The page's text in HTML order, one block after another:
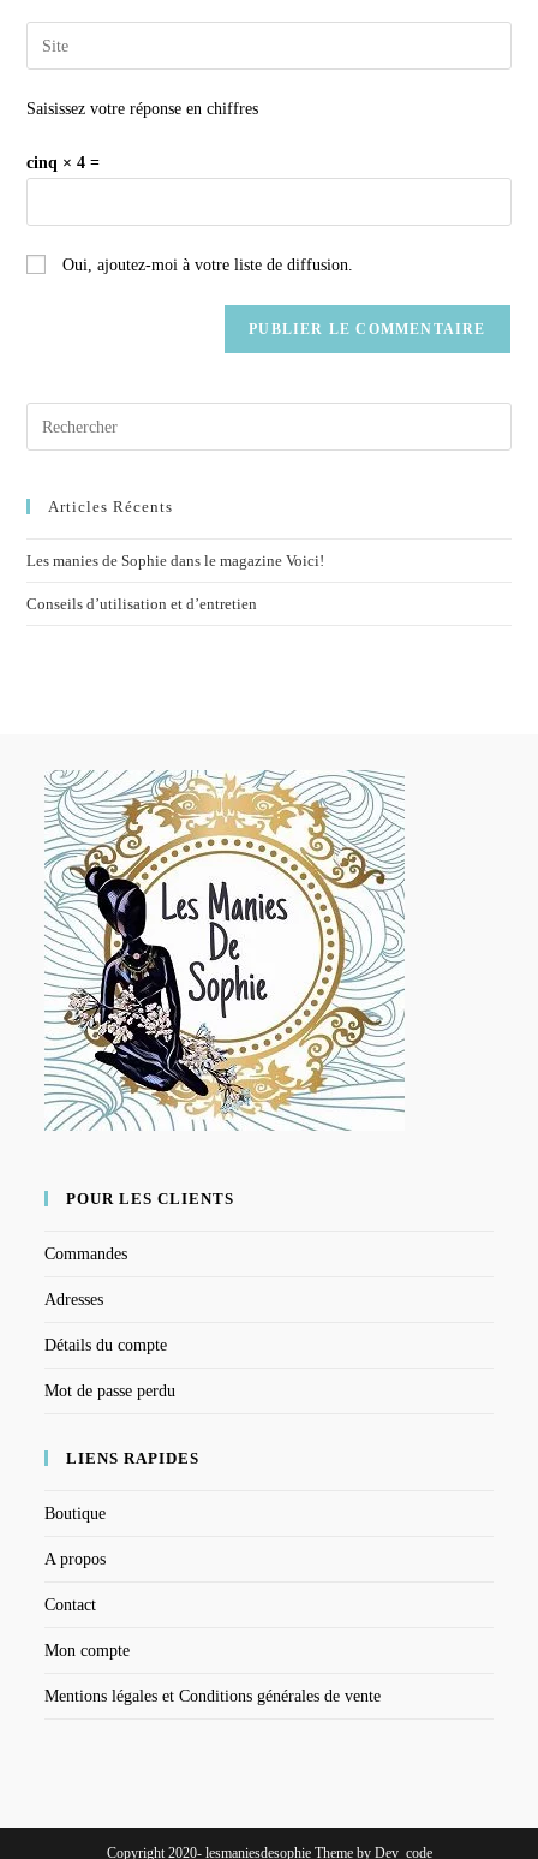
Saisissez votre réponse en chiffres
cinq × 4 =
Oui, ajoutez-moi à votre liste de diffusion.
Articles Récents
Les manies de Sophie dans le magazine Voici!
Conseils d’utilisation et d’entretien
POUR LES CLIENTS
Commandes
Adresses
Détails du compte
Mot de passe perdu
LIENS RAPIDES
Boutique
A propos
Contact
Mon compte
Mentions légales et Conditions générales de vente
Copyright 2020- lesmaniesdesophie Theme by Dev_code